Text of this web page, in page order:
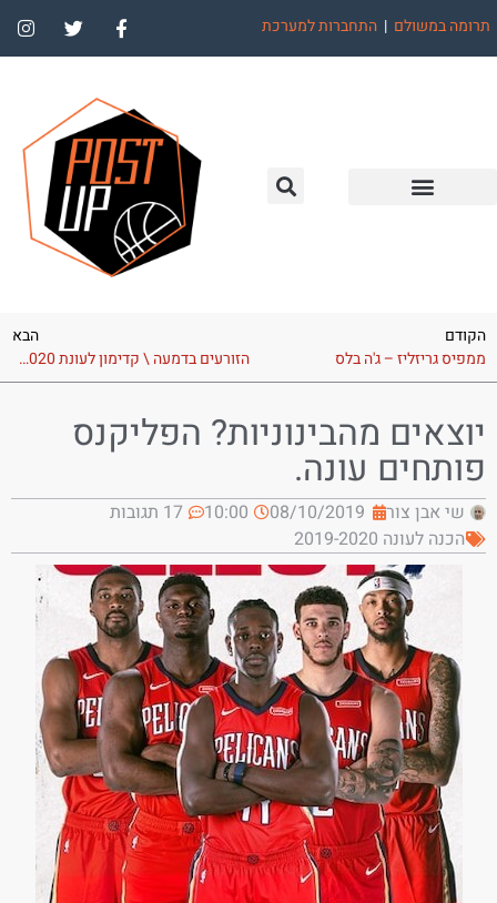
תרומה במשולם | התחברות למערכת
הקודם
ממפיס גריזליז – ג'ה בלס
הבא
הזורעים בדמעה \ קדימון לעונת 2019-2020 של הסן אנטוניו ספרס
יוצאים מהבינוניות? הפליקנס
פותחים עונה.
שי אבן צור 08/10/2019
10:00
17 תגובות
הכנה לעונה 2019-2020